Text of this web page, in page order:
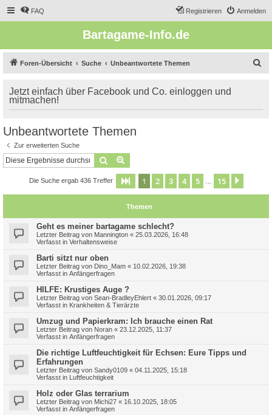
FAQ Anmelden
Registrieren
Bartagame-Info.de
Foren-Übersicht Suche Unbeantwortete Themen
Jetzt einfach über Facebook und Co. einloggen und
mitmachen!
Unbeantwortete Themen
Zur erweiterten Suche
Suche
Die Suche ergab 436 Treffer Seite 1von 15
1 2 3 4 5 15
Themen
Geht es meiner bartagame schlecht?
Letzter Beitrag von Mannington « 25.03.2026, 16:48
Verfasst in Verhaltensweise
Barti sitzt nur oben
Letzter Beitrag von Dino_Mam « 10.02.2026, 19:38
Verfasst in Anfängerfragen
HILFE: Krustiges Auge ?
Letzter Beitrag von Sean-BradleyEhlert « 30.01.2026, 09:17
Verfasst in Krankheiten & Tierärzte
Umzug und Papierkram: Ich brauche einen Rat
Letzter Beitrag von Noran « 23.12.2025, 11:37
Verfasst in Anfängerfragen
Die richtige Luftfeuchtigkeit für Echsen: Eure Tipps und
Erfahrungen
Letzter Beitrag von Sandy0109 « 04.11.2025, 15:18
Verfasst in Luftfeuchtigkeit
Holz oder Glas terrarium
Letzter Beitrag von Michi27 « 16.10.2025, 18:05
Verfasst in Anfängerfragen